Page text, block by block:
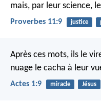
mais, par leur science,
Proverbes 11:9 justice
Après ces mots, ils le
nuage le cacha à leur
Actes 1:9 miracle Jésus